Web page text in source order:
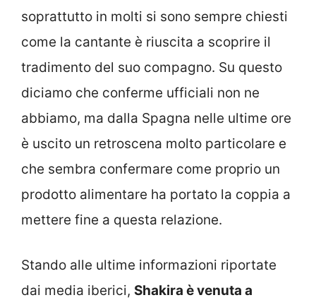
soprattutto in molti si sono sempre chiesti
come la cantante è riuscita a scoprire il
tradimento del suo compagno. Su questo
diciamo che conferme ufficiali non ne
abbiamo, ma dalla Spagna nelle ultime ore
è uscito un retroscena molto particolare e
che sembra confermare come proprio un
prodotto alimentare ha portato la coppia a
mettere fine a questa relazione.
Stando alle ultime informazioni riportate
dai media iberici, Shakira è venuta a